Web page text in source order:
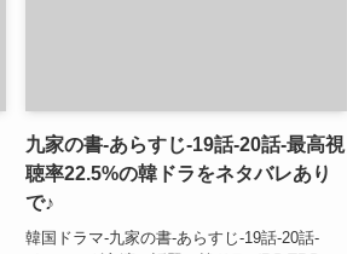
九家の書-あらすじ-19話-20話-最高視
聴率22.5%の韓ドラをネタバレあり
で♪
韓国ドラマ-九家の書-あらすじ-19話-20話-